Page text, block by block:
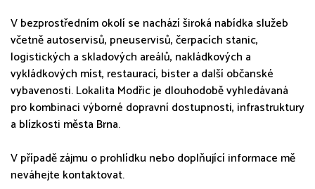
V bezprostředním okolí se nachází široká nabídka služeb
včetně autoservisů, pneuservisů, čerpacích stanic,
logistických a skladových areálů, nakládkových a
vykládkových míst, restaurací, bister a další občanské
vybavenosti. Lokalita Modřic je dlouhodobě vyhledávaná
pro kombinaci výborné dopravní dostupnosti, infrastruktury
a blízkosti města Brna.
V případě zájmu o prohlídku nebo doplňující informace mě
neváhejte kontaktovat.